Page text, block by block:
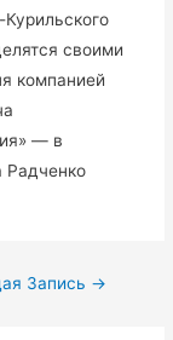
своими
компанией
— в
Радченко
Запись →